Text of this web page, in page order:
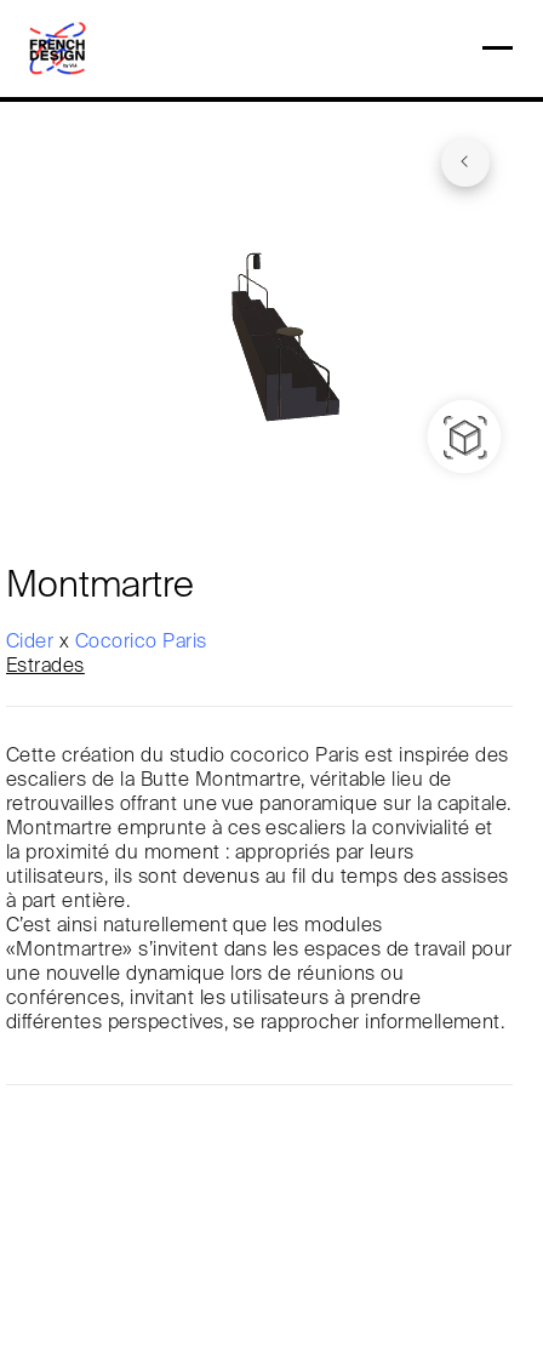
Montmartre
Cider x Cocorico Paris
Estrades
Cette création du studio cocorico Paris est inspirée des
escaliers de la Butte Montmartre, véritable lieu de
retrouvailles offrant une vue panoramique sur la capitale.
Montmartre emprunte à ces escaliers la convivialité et
la proximité du moment : appropriés par leurs
utilisateurs, ils sont devenus au fil du temps des assises
à part entière.
C’est ainsi naturellement que les modules
«Montmartre» s’invitent dans les espaces de travail pour
une nouvelle dynamique lors de réunions ou
conférences, invitant les utilisateurs à prendre
différentes perspectives, se rapprocher informellement.